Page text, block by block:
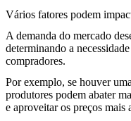
Vários fatores podem
A demanda do mercado
determinando a
compradores.
Por exemplo, se houver
produtores podem abater
e aproveitar os preços mais